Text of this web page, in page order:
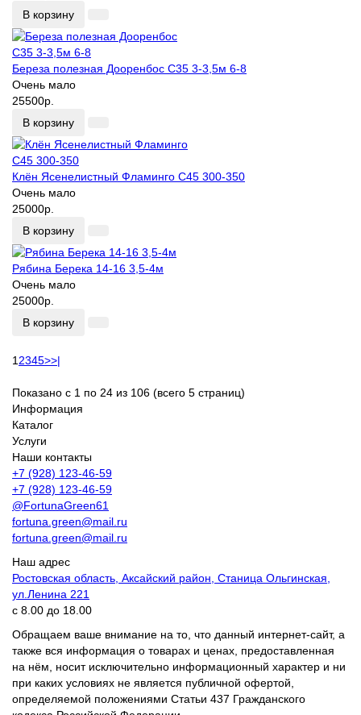
В корзину
Береза полезная Дооренбос С35 3-3,5м 6-8
Очень мало
25500р.
В корзину
Клён Ясенелистный Фламинго С45 300-350
Очень мало
25000р.
В корзину
Рябина Берека 14-16 3,5-4м
Очень мало
25000р.
В корзину
1 2345>>|
Показано с 1 по 24 из 106 (всего 5 страниц)
Информация
Каталог
Услуги
Наши контакты
+7 (928) 123-46-59
+7 (928) 123-46-59
@FortunaGreen61
fortuna.green@mail.ru
fortuna.green@mail.ru
Наш адрес
Ростовская область, Аксайский район, Станица Ольгинская,
ул.Ленина 221
с 8.00 до 18.00
Обращаем ваше внимание на то, что данный интернет-сайт, а
также вся информация о товарах и ценах, предоставленная
на нём, носит исключительно информационный характер и ни
при каких условиях не является публичной офертой,
определяемой положениями Статьи 437 Гражданского